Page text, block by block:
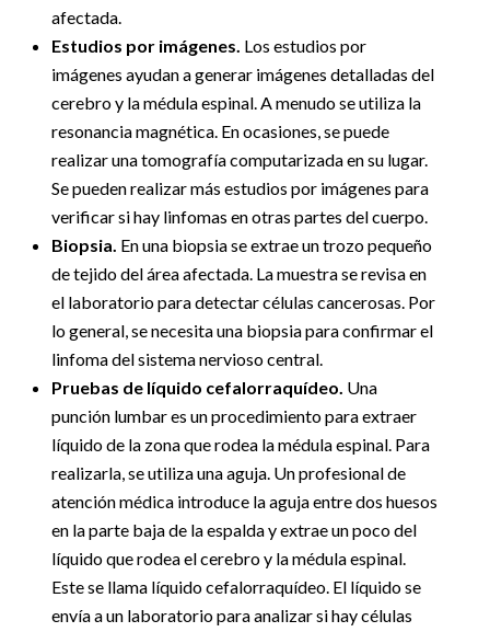
afectada.
Estudios por imágenes. Los estudios por
imágenes ayudan a generar imágenes detalladas del
cerebro y la médula espinal. A menudo se utiliza la
resonancia magnética. En ocasiones, se puede
realizar una tomografía computarizada en su lugar.
Se pueden realizar más estudios por imágenes para
verificar si hay linfomas en otras partes del cuerpo.
Biopsia. En una biopsia se extrae un trozo pequeño
de tejido del área afectada. La muestra se revisa en
el laboratorio para detectar células cancerosas. Por
lo general, se necesita una biopsia para confirmar el
linfoma del sistema nervioso central.
Pruebas de líquido cefalorraquídeo. Una
punción lumbar es un procedimiento para extraer
líquido de la zona que rodea la médula espinal. Para
realizarla, se utiliza una aguja. Un profesional de
atención médica introduce la aguja entre dos huesos
en la parte baja de la espalda y extrae un poco del
líquido que rodea el cerebro y la médula espinal.
Este se llama líquido cefalorraquídeo. El líquido se
envía a un laboratorio para analizar si hay células